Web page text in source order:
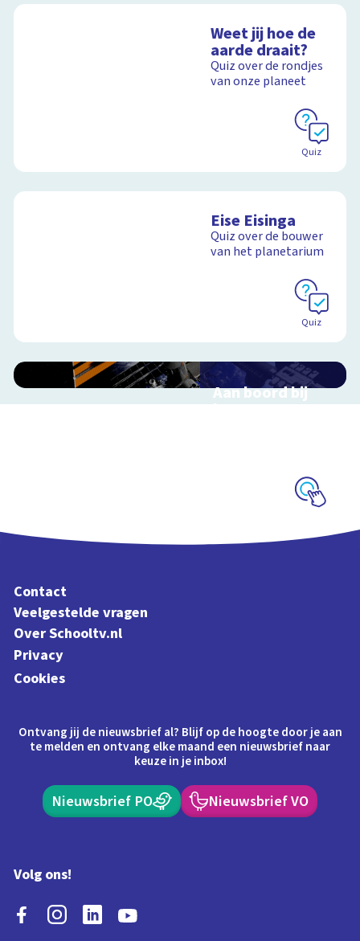
Weet jij hoe de
aarde draait?
Quiz over de rondjes
van onze planeet
Quiz
Eise Eisinga
Quiz over de bouwer
van het planetarium
Quiz
Aan boord bij
het ISS
Contact
Veelgestelde vragen
Over Schooltv.nl
Privacy
Cookies
Ontvang jij de nieuwsbrief al? Blijf op de hoogte door je aan
te melden en ontvang elke maand een nieuwsbrief naar
keuze in je inbox!
Nieuwsbrief PO Nieuwsbrief VO
Volg ons!